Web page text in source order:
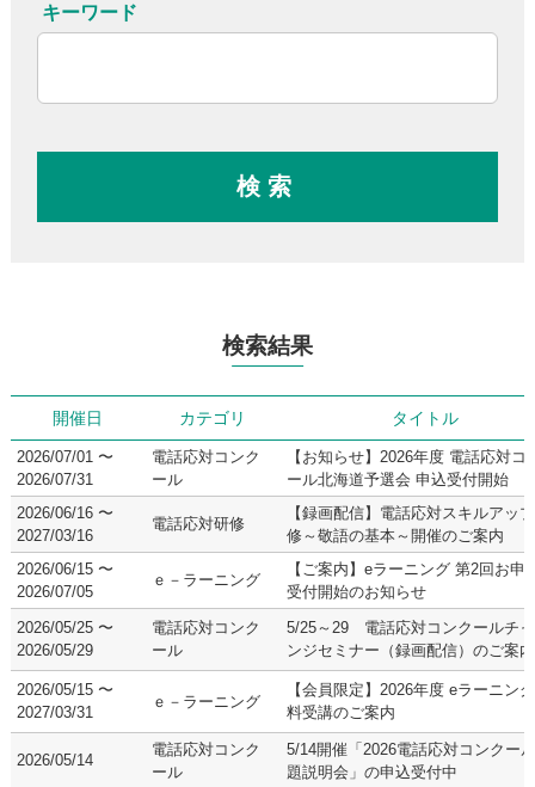
キーワード
検索
検索結果
開催日 カテゴリ タイトル
2026/07/01 〜
2026/07/31
電話応対コンク
ール
【お知らせ】2026年度 電話応対コ
ール北海道予選会 申込受付開始
2026/06/16 〜
2027/03/16
電話応対研修
【録画配信】電話応対スキルアッ
修～敬語の基本～開催のご案内
2026/06/15 〜
2026/07/05
ｅ－ラーニング
【ご案内】eラーニング 第2回お申
受付開始のお知らせ
2026/05/25 〜
2026/05/29
電話応対コンク
ール
5/25～29 電話応対コンクールチ
ンジセミナー（録画配信）のご案内
2026/05/15 〜
2027/03/31
ｅ－ラーニング
【会員限定】2026年度 eラーニン
料受講のご案内
2026/05/14
電話応対コンク
ール
5/14開催「2026電話応対コンクー
題説明会」の申込受付中